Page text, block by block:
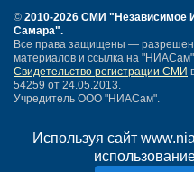
Используя сайт
© 2010-2026 СМИ "Независимое
Самара".
Все права защищены —
материалов и ссылка на
Свидетельство регистрации СМИ
54259 от 24.05.2013.
Учредитель ООО "НИАСам".
Написать письмо